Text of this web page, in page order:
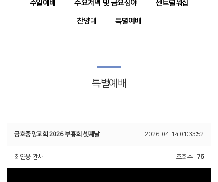
주일예배 수요저녁 및 금요심야 센트럴워십
찬양대 특별예배
특별예배
금호중앙교회 2026 부흥회 셋째날 2026-04-14 01:33:52
최연웅 간사 조회수 76